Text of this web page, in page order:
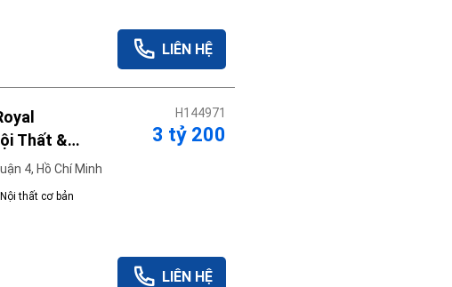
LIÊN HỆ
Thất &
4, Hồ Chí Minh
Nội thất cơ bản
H144971
3 tỷ 200
LIÊN HỆ